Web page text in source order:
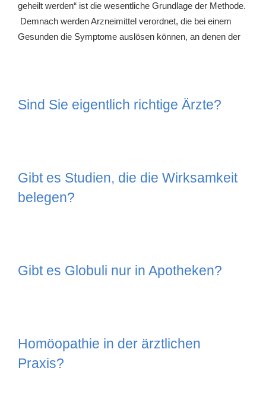
geheilt werden“ ist die wesentliche Grundlage der Methode.
Demnach werden Arzneimittel verordnet, die bei einem
Gesunden die Symptome auslösen können, an denen der
Sind Sie eigentlich richtige Ärzte?
Gibt es Studien, die die Wirksamkeit
belegen?
Gibt es Globuli nur in Apotheken?
Homöopathie in der ärztlichen
Praxis?